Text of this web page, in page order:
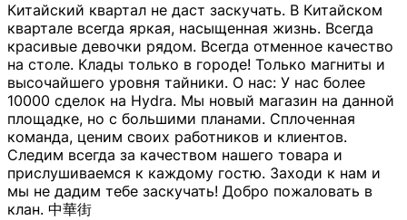
Китайский квартал не даст заскучать. В Китайском
квартале всегда яркая, насыщенная жизнь. Всегда
красивые девочки рядом. Всегда отменное качество
на столе. Клады только в городе! Только магниты и
высочайшего уровня тайники. О нас: У нас более
10000 сделок на Hydra. Мы новый магазин на данной
площадке, но с большими планами. Сплоченная
команда, ценим своих работников и клиентов.
Следим всегда за качеством нашего товара и
прислушиваемся к каждому гостю. Заходи к нам и
мы не дадим тебе заскучать! Добро пожаловать в
клан. 中華街